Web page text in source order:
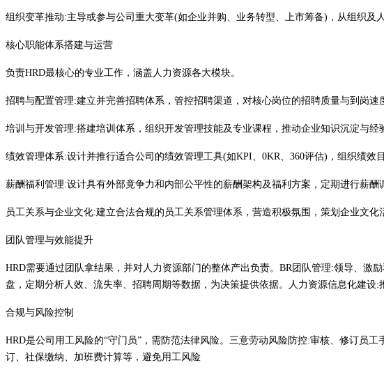
组织变革推动:主导或参与公司重大变革(如企业并购、业务转型、上市筹备)，从组织及
核心职能体系搭建与运营
负责HRD最核心的专业工作，涵盖人力资源各大模块。
招聘与配置管理:建立并完善招聘体系，管控招聘渠道，对核心岗位的招聘质量与到岗速
培训与开发管理:搭建培训体系，组织开发管理技能及专业课程，推动企业知识沉淀与经
绩效管理体系:设计并推行适合公司的绩效管理工具(如KPI、0KR、360评估)，组织绩效
薪酬福利管理:设计具有外部竟争力和内部公平性的薪酬架构及福利方案，定期进行薪酬
员工关系与企业文化:建立合法合规的员工关系管理体系，营造积极氛围，策划企业文化
团队管理与效能提升
HRD需要通过团队拿结果，并对人力资源部门的整体产出负责。BR团队管理:领导、
盘，定期分析人效、流失率、招聘周期等数据，为决策提供依据。人力资源信息化建
合规与风险控制
HRD是公司用工风险的“守门员”，需防范法律风险。三意劳动风险防控:审核、修订员
订、社保缴纳、加班费计算等，避免用工风险